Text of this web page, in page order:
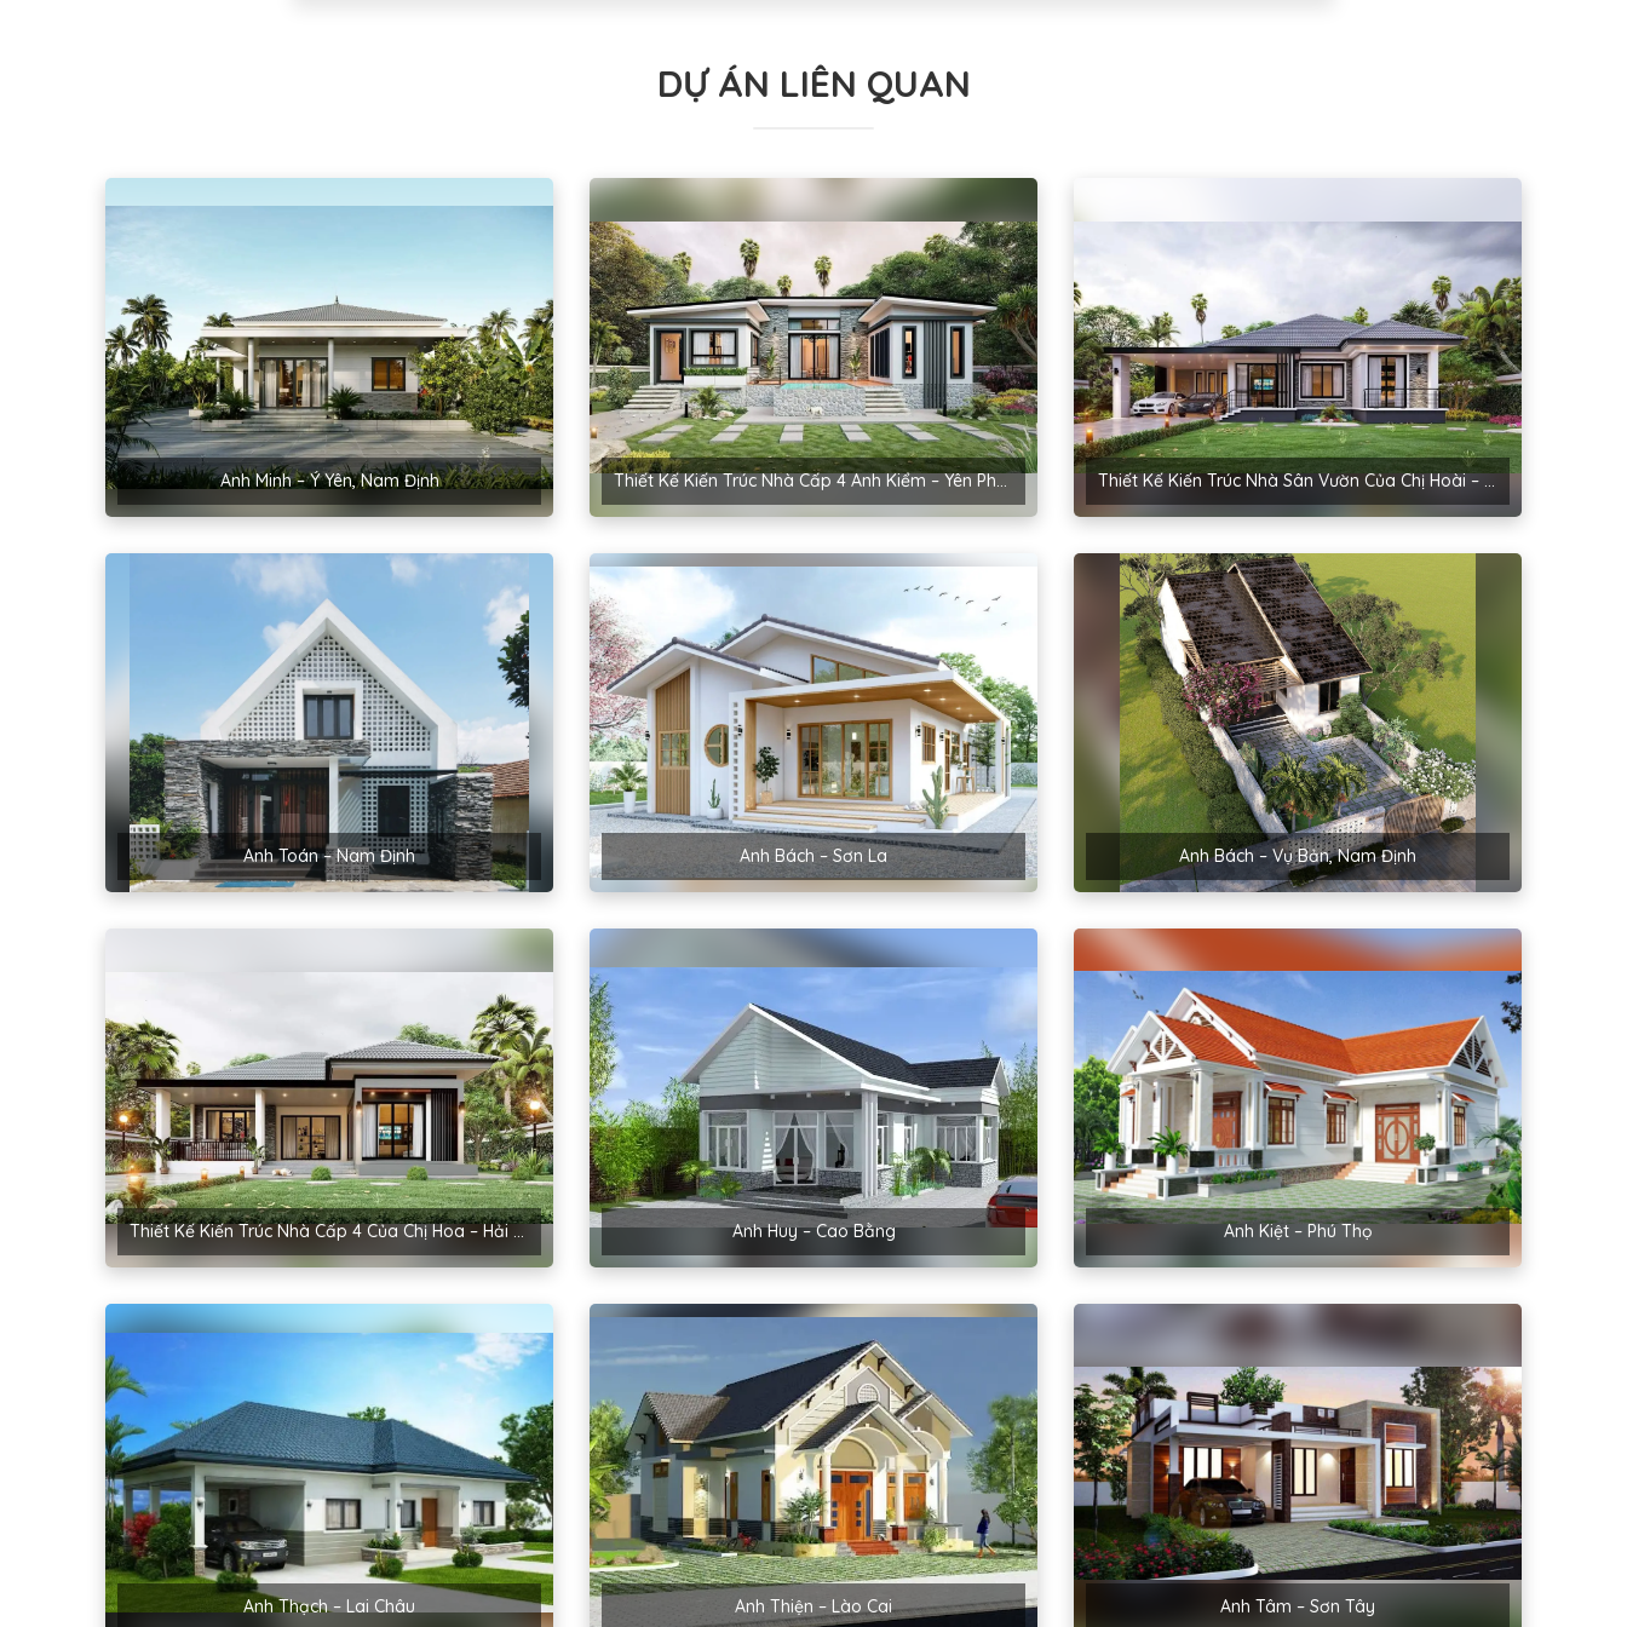
DỰ ÁN LIÊN QUAN
Anh Minh – Ý Yên, Nam Định Thiết Kế Kiến Trúc Nhà Cấp 4 Anh Kiểm – Yên Phong, Bắc Ninh Thiết Kế Kiến Trúc Nhà Sân Vườn Của Chị Hoài – Thanh Miện, Hải Dương
Anh Toán – Nam Định Anh Bách – Sơn La Anh Bách – Vụ Bản, Nam Định
Thiết Kế Kiến Trúc Nhà Cấp 4 Của Chị Hoa – Hải Phòng Anh Huy – Cao Bằng Anh Kiệt – Phú Thọ
Anh Thạch – Lai Châu Anh Thiện – Lào Cai Anh Tâm – Sơn Tây